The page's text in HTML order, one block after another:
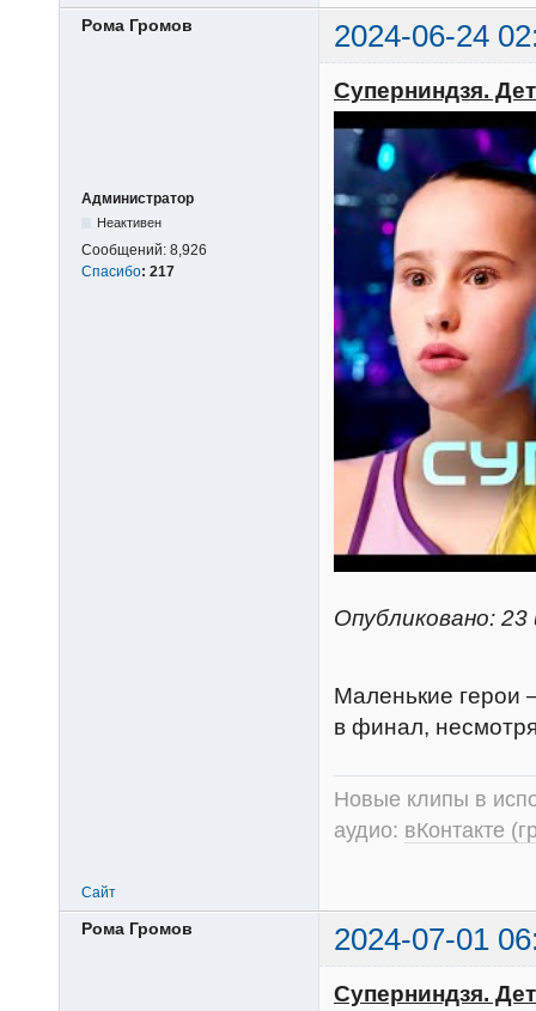
Рома Громов 2024-06-24
Администратор
Неактивен
Сообщений: 8,926
Спасибо: 217
Суперниндзя.
Опубликовано: 23
Маленькие герои
в финал,
Новые клипы в
аудио: вКонтакте
Сайт
Рома Громов 2024-07-01
Суперниндзя.